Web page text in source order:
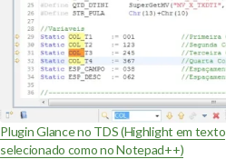
Plugin Glance no TDS (Highlight em texto
selecionado como no Notepad++)